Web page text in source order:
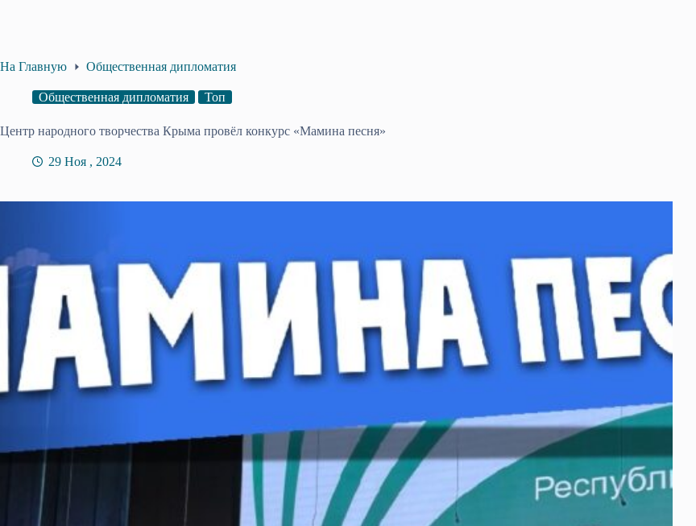
На Главную Общественная дипломатия
Общественная дипломатия Топ
Центр народного творчества Крыма провёл конкурс «Мамина песня»
29 Ноя , 2024